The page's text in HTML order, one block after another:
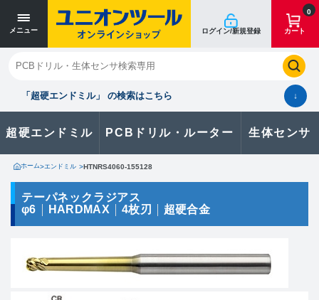
メニュー ログイン/新規登録
0
カート
「超硬エンドミル」 の検索はこちら ↓
超硬エンドミル PCBドリル・ルーター 生体センサ
閉じる
お気に入り クイックオーダー 購入履歴
製品に関するお問い合わせはこちら
お問い合わせ
カタログ一覧
ホーム>エンドミル >HTNRS4060-155128
テーパネックラジアス
φ6
HARDMAX 4枚刃 超硬合金
寸法単位 [mm]
寸法単位 [mm]